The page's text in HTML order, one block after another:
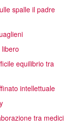
spalle il padre
equilibrio tra
intellettuale
tra medici